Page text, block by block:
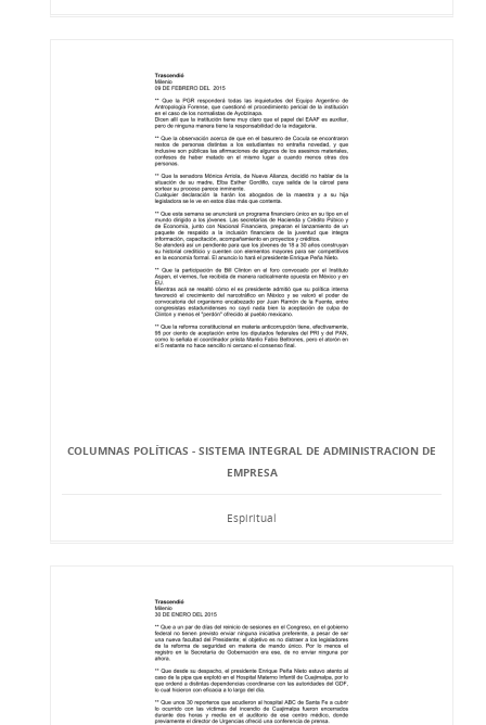
COLUMNAS POLÍTICAS - SISTEMA INTEGRAL DE ADMINISTRACION DE
EMPRESA
Espiritual